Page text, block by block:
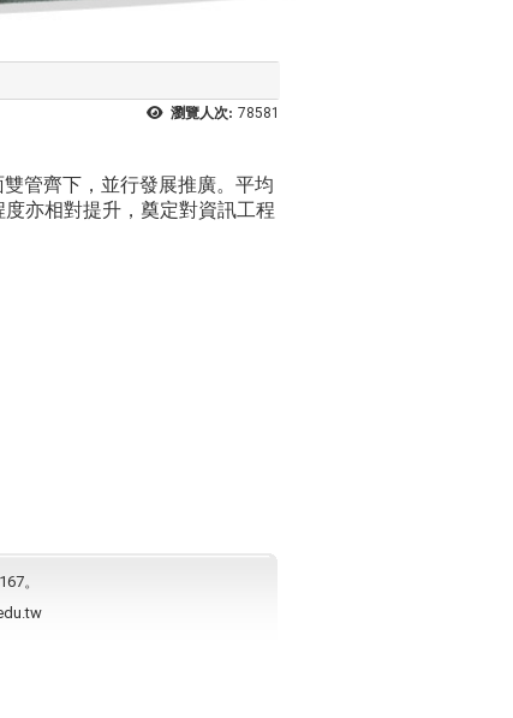
瀏覽人次: 78581
管齊下，並行發展推廣。平均
亦相對提升，奠定對資訊工程
。